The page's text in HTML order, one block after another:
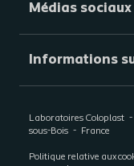
Médias sociaux
Informations
Laboratoires Coloplast
sous-Bois
France
Politique relative aux